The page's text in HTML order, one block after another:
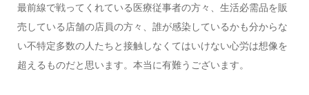
最前線で戦ってくれている医療従事者の方々、生活必需品を販
売している店舗の店員の方々、誰が感染しているかも分からな
い不特定多数の人たちと接触しなくてはいけない心労は想像を
超えるものだと思います。本当に有難うございます。